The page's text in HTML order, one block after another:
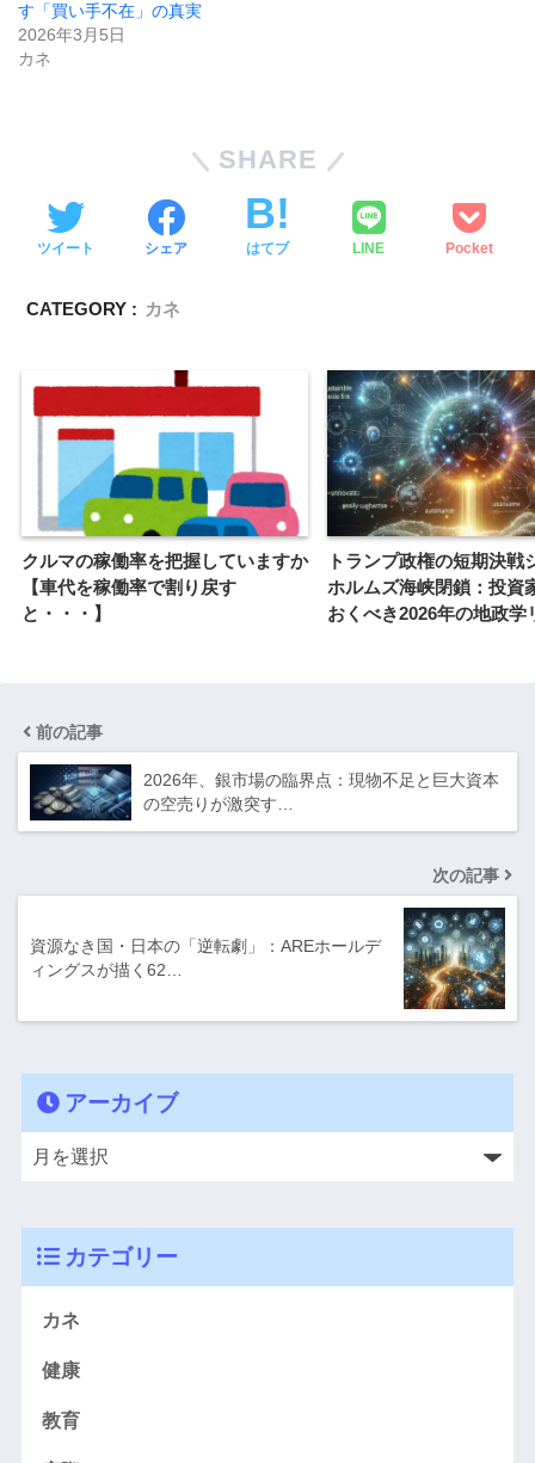
す「買い手不在」の真実
2026年3月5日
カネ
SHARE
ツイート シェア はてブ LINE Pocket
CATEGORY : カネ
クルマの稼働率を把握していますか
【車代を稼働率で割り戻す
と・・・】
トランプ政権の短期決戦
ホルムズ海峡閉鎖：投資
おくべき2026年の地政学
前の記事
2026年、銀市場の臨界点：現物不足と巨大資本
の空売りが激突す…
次の記事
資源なき国・日本の「逆転劇」：AREホールデ
ィングスが描く62…
アーカイブ
カテゴリー
カネ
健康
教育